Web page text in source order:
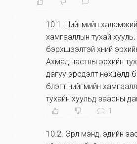
10.1 . Нийгмийн
хамгааллын тухай
бэрхшээлтэй хүний
Ахмад настны эрхийн
дагуу эрсдэлт нөхцөлд
бүлэгт нийгмийн
тухайн хуульд заасны
1
10.2. Эрүүл мэнд, эдийн